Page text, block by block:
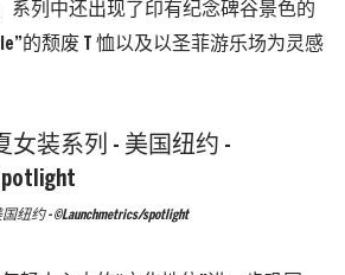
系列中还出现了印有纪念碑谷景色的
的颓废 T 恤以及以圣菲游乐场为灵感
纽约 - ©Launchmetrics/spotlight